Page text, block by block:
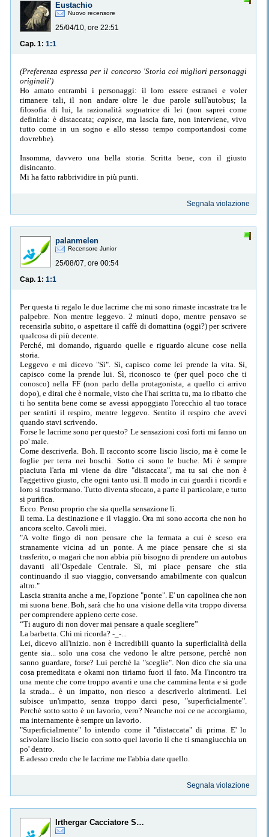
Eustachio
Nuovo recensore
25/04/10, ore 22:51
Cap. 1: 1:1
(Preferenza espressa per il concorso 'Storia coi migliori personaggi
originali')
Ho amato entrambi i personaggi: il loro essere estranei e voler
rimanere tali, il non andare oltre le due parole sull'autobus; la
filosofia di lui, la razionalità sognatrice di lei (non saprei come
definirla: è distaccata;capisce , ma lascia fare, non interviene, vivo
tutto come in un sogno e allo stesso tempo comportandosi come
dovrebbe).
Insomma, davvero una bella storia. Scritta bene, con il giusto
disincanto.
Mi ha fatto rabbrividire in più punti.
Segnala violazione
palanmelen
Recensore Junior
25/08/07, ore 00:54
Cap. 1: 1:1
Per questa ti regalo le due lacrime che mi sono rimaste incastrate tra le
palpebre. Non mentre leggevo. 2 minuti dopo, mentre pensavo se
recensirla subito, o aspettare il caffè di domattina (oggi?) per scrivere
qualcosa di più decente.
Perché, mi domando, riguardo quelle e riguardo alcune cose nella
storia.
Leggevo e mi dicevo "Sì". Sì, capisco come lei prende la vita. Sì,
capisco come la prende lui. Sì, riconosco te (per quel poco che ti
conosco) nella FF (non parlo della protagonista, a quello ci arrivo
dopo), e dirai che è normale, visto che l'hai scritta tu, ma io ribatto che
ti ho sentita bene come se avessi appoggiato l'orecchio al tuo torace
per sentirti il respiro, mentre leggevo. Sentito il respiro che avevi
quando stavi scrivendo.
Forse le lacrime sono per questo? Le sensazioni così forti mi fanno un
po' male.
Come descriverla. Boh. Il racconto scorre liscio liscio, ma è come le
foglie per terra nei boschi. Sotto ci sono le buche. Mi è sempre
piaciuta l'aria mi viene da dire "distaccata", ma tu sai che non è
l'aggettivo giusto, che ogni tanto usi. Il modo in cui guardi i ricordi e
loro si trasformano. Tutto diventa sfocato, a parte il particolare, e tutto
si purifica.
Ecco. Penso proprio che sia quella sensazione lì.
Il tema. La destinazione e il viaggio. Ora mi sono accorta che non ho
ancora scelto. Cavoli miei.
"A volte fingo di non pensare che la fermata a cui è sceso era
stranamente vicina ad un ponte. A me piace pensare che si sia
trasferito, o magari che non abbia più bisogno di prendere un autobus
davanti all’Ospedale Centrale. Sì, mi piace pensare che stia
continuando il suo viaggio, conversando amabilmente con qualcun
altro."
Lascia stranita anche a me, l'opzione "ponte". E' un capolinea che non
mi suona bene. Boh, sarà che ho una visione della vita troppo diversa
per comprendere appieno certe cose.
“Ti auguro di non dover mai pensare a quale scegliere”
La barbetta. Chi mi ricorda? -_-...
Lei, dicevo all'inizio. non è incredibili quanto la superficialità della
gente sia... solo una cosa che vedono le altre persone, perchè non
sanno guardare, forse? Lui perchè la "sceglie". Non dico che sia una
cosa premeditata e okami non tiriamo fuori il fato. Ma l'incontro tra
una mente che corre troppo avanti e una che cammina lenta e si gode
la strada... è un impatto, non riesco a descriverlo altrimenti. Lei
subisce un'impatto, senza troppo darci peso, "superficialmente".
Perchè sotto sotto è un lavorio, vero? Neanche noi ce ne accorgiamo,
ma internamente è sempre un lavorio.
"Superficialmente" lo intendo come il "distaccata" di prima. E' lo
scivolare liscio liscio con sotto quel lavorio lì che ti smangiucchia un
po' dentro.
E adesso credo che le lacrime me l'abbia date quello.
Segnala violazione
Irthergar Cacciatore Solitario